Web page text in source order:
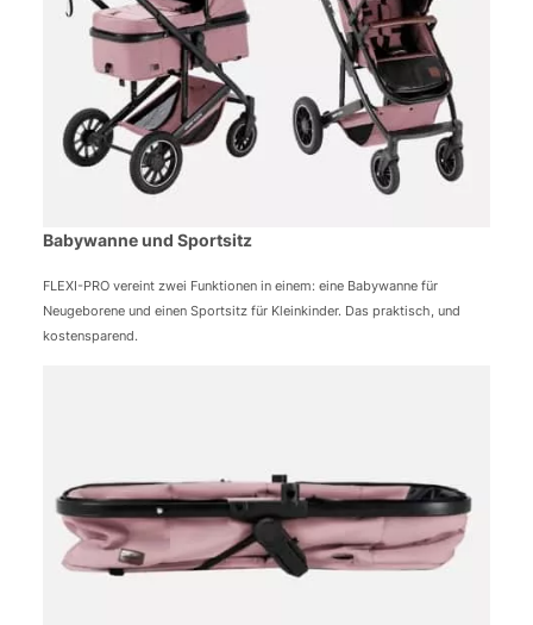
Babywanne und Sportsitz
FLEXI-PRO vereint zwei Funktionen in einem: eine Babywanne für
Neugeborene und einen Sportsitz für Kleinkinder. Das praktisch, und
kostensparend.